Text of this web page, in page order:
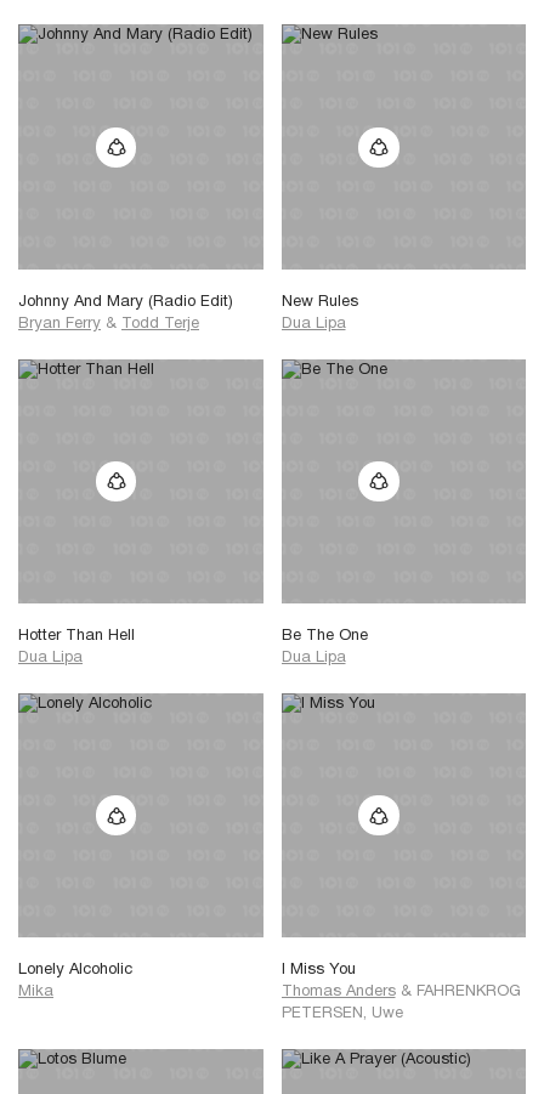
Johnny And Mary (Radio Edit)
Bryan Ferry & Todd Terje
New Rules
Dua Lipa
Hotter Than Hell
Dua Lipa
Be The One
Dua Lipa
Lonely Alcoholic
Mika
I Miss You
Thomas Anders & FAHRENKROG
PETERSEN, Uwe